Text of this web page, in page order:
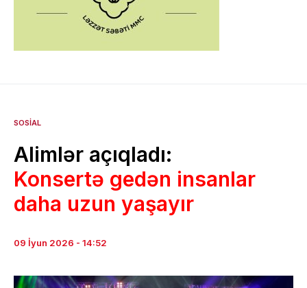
SOSIAL
Alimlər açıqladı:
Konsertə gedən insanlar
daha uzun yaşayır
09 İyun 2026 - 14:52